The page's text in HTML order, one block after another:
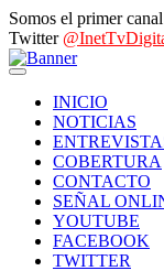
Somos el primer
Twitter
INICIO
NOTICIAS
COBERTURA
CONTACTO
SEÑAL
YOUTUBE
FACEBOOK
TWITTER